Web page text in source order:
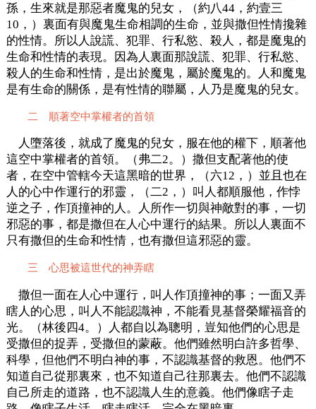
孫，生來就是那惡者魔鬼的兒女，（約八44，約壹三
10，）裏面有與魔鬼生命相調的生命，並與撒但性情攙雜
的性情。所以人說謊、犯罪、行私慾、殺人，都是魔鬼的
生命和性情的表現。因為人裏面那說謊、犯罪、行私慾、
殺人的生命和性情，是出於魔鬼，屬於魔鬼的。人和魔鬼
是有生命的關係，是有性情的聯屬，人乃是魔鬼的兒女。
二 順著空中掌權者的首領
人墮落後，就成了魔鬼的兒女，服在他的權下，順著他
這空中掌權者的首領。（弗二2。）撒但支配著他的使
者，在空中管轄今天這黑暗的世界，（六12，）並且也在
人的心中作運行的邪靈，（二2，）叫人都順服他，作悖
逆之子，作頂撞神的人。人所作一切與神敵對的事，一切
邪惡的事，都是撒但在人心中運行的結果。所以人裏面不
只有撒但的生命和性情，也有撒但這邪惡的靈。
三 心思被這世代的神弄瞎
撒但一面在人心中運行，叫人作頂撞神的事；一面又弄
瞎人的心思，叫人不能認識神，不能看見基督榮耀福音的
光。（林後四4。）人都自以為聰明，豈知他們的心思是
受撒但的捉弄，受撒但的蒙蔽。他們雖然明白許多哲學、
科學，但他們不明白神的事，不認識基督的救恩。他們不
知道自己從那裏來，也不知道自己往那裏去。他們不認識
自己所走的道路，也不認識人生的意義。他們像瞎子走